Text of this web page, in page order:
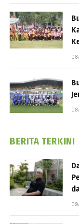
BERITA TERKINI